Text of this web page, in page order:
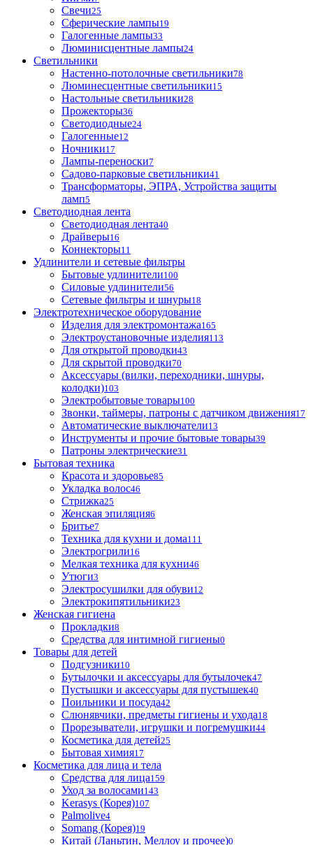
Свечи25
Сферические лампы19
Галогенные лампы33
Люминисцентные лампы24
Светильники
Настенно-потолочные светильники78
Люминесцентные светильники15
Настольные светильники28
Прожекторы36
Светодиодные24
Галогенные12
Ночники17
Лампы-переноски7
Садово-парковые светильники41
Трансформаторы, ЭПРА, Устройства защиты
ламп5
Светодиодная лента
Светодиодная лента40
Драйверы16
Коннекторы11
Удлинители и сетевые фильтры
Бытовые удлинители100
Силовые удлинители56
Сетевые фильтры и шнуры18
Электротехническое оборудование
Изделия для электромонтажа165
Электроустановочные изделия113
Для открытой проводки43
Для скрытой проводки70
Аксессуары (вилки, переходники, шнуры,
колодки)103
Электробытовые товары100
Звонки, таймеры, патроны с датчиком движения17
Автоматические выключатели13
Инструменты и прочие бытовые товары39
Патроны электрические31
Бытовая техника
Красота и здоровье85
Укладка волос46
Стрижка25
Женская эпиляция6
Бритье7
Техника для кухни и дома111
Электрогрили16
Мелкая техника для кухни46
Утюги3
Электросушилки для обуви12
Электрокипятильники23
Женская гигиена
Прокладки8
Средства для интимной гигиены0
Товары для детей
Подгузники10
Бутылочки и аксессуары для бутылочек47
Пустышки и аксессуары для пустышек40
Поильники и посуда42
Слюнявчики, предметы гигиены и ухода18
Прорезыватели, игрушки и погремушки44
Косметика для детей25
Бытовая химия17
Косметика для лица и тела
Cредства для лица159
Уход за волосами143
Kerasys (Корея)107
Palmolive4
Somang (Корея)19
Китай (Ланьтин, Меллоу и прочее)0